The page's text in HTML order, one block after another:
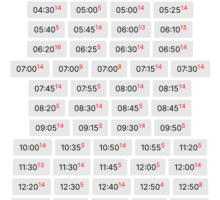
04:3014 05:005 05:0014 05:2514
05:405 05:4514 06:0013 06:1015
06:2016 06:255 06:3014 06:5014
07:0014 07:009 07:008 07:1514 07:3014
07:4514 07:555 08:0014 08:1514
08:205 08:3014 08:455 08:4514
09:0514 09:155 09:3014 09:505
10:0014 10:355 10:5014 10:555 11:205
11:3013 11:3014 11:455 12:005 12:0014
12:2014 12:305 12:4014 12:504 12:508